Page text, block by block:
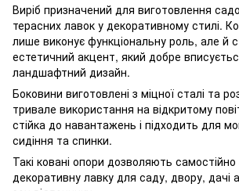
Виріб призначений для виготовлення
терасних лавок у декоративному стилі.
лише виконує функціональну роль, але й
естетичний акцент, який добре
ландшафтний дизайн.
Боковини виготовлені з міцної сталі та
тривале використання на відкритому
стійка до навантажень і підходить для
сидіння та спинки.
Такі ковані опори дозволяють самостійно
декоративну лавку для саду, двору, дачі